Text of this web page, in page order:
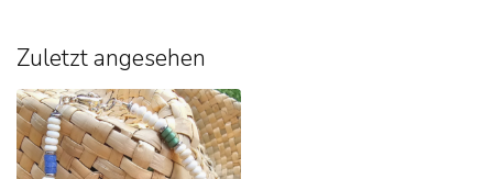
Zuletzt angesehen